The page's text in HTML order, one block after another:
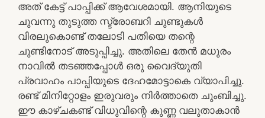
അത് കേട്ട് പാപ്പിക്ക് ആവേശമായി. ആനിയുടെ
ചുവന്നു തുടുത്ത സ്ട്രോബറി ചുണ്ടുകൾ
വിരലുകൊണ്ട് തലോടി പതിയെ തന്റെ
ചുണ്ടിനോട് അടുപ്പിച്ചു. അതിലെ തേൻ മധുരം
നാവിൽ തടഞ്ഞപ്പോൾ ഒരു വൈദ്യുതി
പ്രവാഹം പാപ്പിയുടെ ദേഹമോട്ടാകെ വ്യാപിച്ചു.
രണ്ട് മിനിറ്റോളം ഇരുവരും നിർത്താതെ ചുംബിച്ചു.
ഈ കാഴ്ചകണ്ട് വിധുവിന്റെ കുണ്ണ വലുതാകാൻ